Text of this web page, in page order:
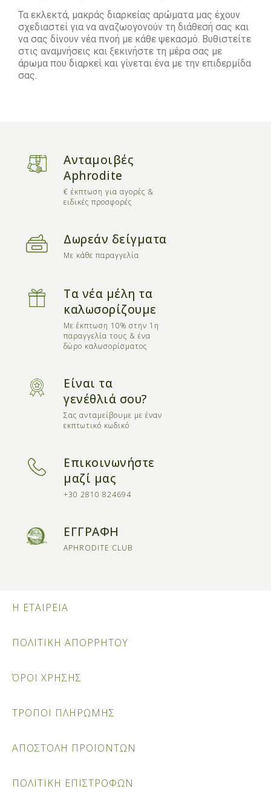
Τα εκλεκτά, μακράς διαρκείας αρώματα μας έχουν
σχεδιαστεί για να αναζωογονούν τη διάθεσή σας και
να σας δίνουν νέα πνοή με κάθε ψεκασμό. Βυθιστείτε
στις αναμνήσεις και ξεκινήστε τη μέρα σας με
άρωμα που διαρκεί και γίνεται ένα με την επιδερμίδα
σας.
Ανταμοιβές
Aphrodite
€ έκπτωση για αγορές &
ειδικές προσφορές
Δωρεάν δείγματα
Με κάθε παραγγελία
Τα νέα μέλη τα
καλωσορίζουμε
Με έκπτωση 10% στην 1η
παραγγελία τους & ένα
δώρο καλωσορίσματος
Είναι τα
γενέθλιά σου?
Σας ανταμείβουμε με έναν
εκπτωτικό κωδικό
Επικοινωνήστε
μαζί μας
+30 2810 824694
ΕΓΓΡΑΦΗ
APHRODITE CLUB
Η ΕΤΑΙΡΕΙΑ
ΠΟΛΙΤΙΚΗ ΑΠΟΡΡΗΤΟΥ
ΌΡΟΙ ΧΡΗΣΗΣ
ΤΡΟΠΟΙ ΠΛΗΡΩΜΗΣ
ΑΠΟΣΤΟΛΗ ΠΡΟΪΟΝΤΩΝ
ΠΟΛΙΤΙΚΗ ΕΠΙΣΤΡΟΦΩΝ